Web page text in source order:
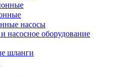
насосы
насосное оборудование
шланги